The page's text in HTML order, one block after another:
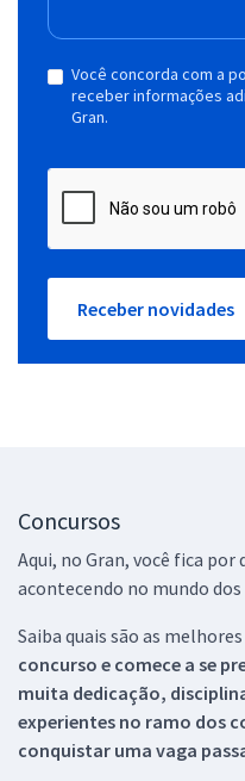
Você concorda com a
receber informações
Gran.
Receber novidades
Concursos
Aqui, no Gran, você fica
acontecendo no mundo dos
Saiba quais são as
concurso e comece a se
muita dedicação,
experientes no ramo dos
conquistar uma vaga